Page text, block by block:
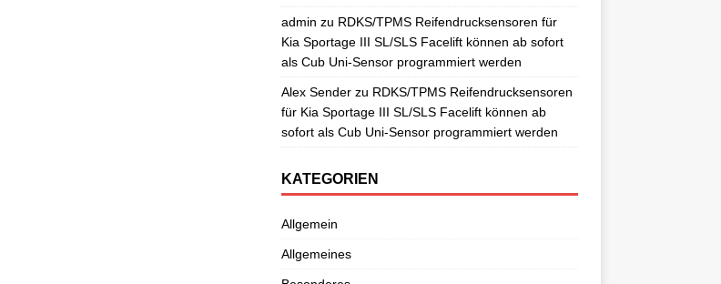
admin zu RDKS/TPMS Reifendrucksensoren für
Kia Sportage III SL/SLS Facelift können ab sofort
als Cub Uni-Sensor programmiert werden
Alex Senderzu RDKS/TPMS Reifendrucksensoren
für Kia Sportage III SL/SLS Facelift können ab
sofort als Cub Uni-Sensor programmiert werden
KATEGORIEN
Allgemein
Allgemeines